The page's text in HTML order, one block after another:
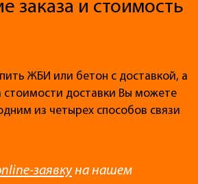
заказа и стоимость
ЖБИ или бетон с доставкой, а
стоимости доставки Вы можете
из четырех способов связи
заявкуна нашем